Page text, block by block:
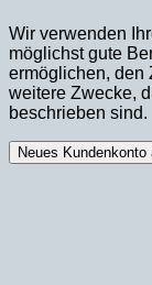
Wir verwenden
möglichst gute
ermöglichen, den
weitere Zwecke,
beschrieben sind.
Neues Kundenkonto